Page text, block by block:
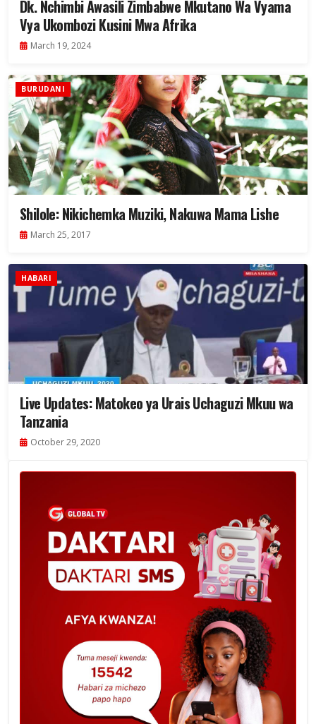
Dk. Nchimbi Awasili Zimbabwe Mkutano Wa Vyama
Vya Ukombozi Kusini Mwa Afrika
March 19, 2024
BURUDANI
Shilole: Nikichemka Muziki, Nakuwa Mama Lishe
March 25, 2017
HABARI
Live Updates: Matokeo ya Urais Uchaguzi Mkuu wa
Tanzania
October 29, 2020